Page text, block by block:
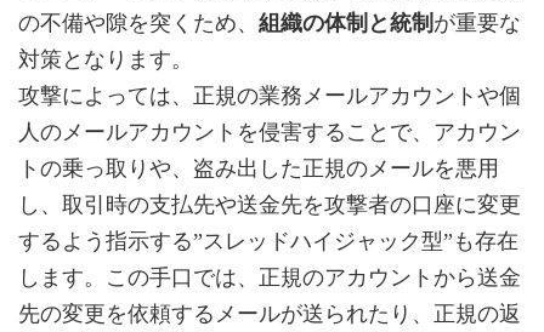
の不備や隙を突くため、 組織の体制と統制 が重要な
対策となります。
攻撃によっては、正規の業務メールアカウントや個
人のメールアカウントを侵害することで、アカウン
トの乗っ取りや、盗み出した正規のメールを悪用
し、取引時の支払先や送金先を攻撃者の口座に変更
するよう指示する”スレッドハイジャック型”も存在
します。この手口では、正規のアカウントから送金
先の変更を依頼するメールが送られたり、正規の返